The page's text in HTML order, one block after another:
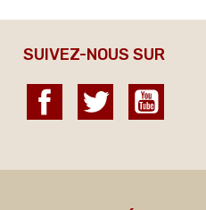
SUIVEZ-NOUS SUR
Facebook Twitter